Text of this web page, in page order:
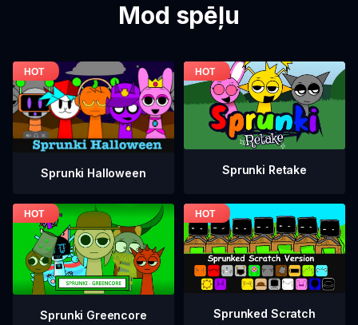
Mod spēļu
Sprunki Halloween Sprunki Retake
Sprunki Greencore Sprunked Scratch